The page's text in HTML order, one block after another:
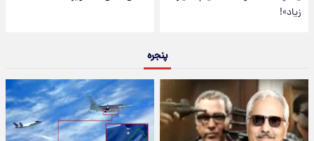
زیاد»!
پنجره